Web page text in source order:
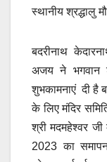
स्थानीय श्रद्धालु
बदरीनाथ
अजय ने भगवान
शुभकामनाएं दी है
के लिए मंदिर
श्री मदमहेश्वर
2023 का